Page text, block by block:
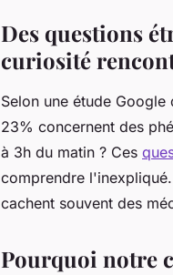
Des questions
curiosité
Selon une étude
23% concernent des
à 3h du matin ? Ces
comprendre
cachent souvent des
Pourquoi notre